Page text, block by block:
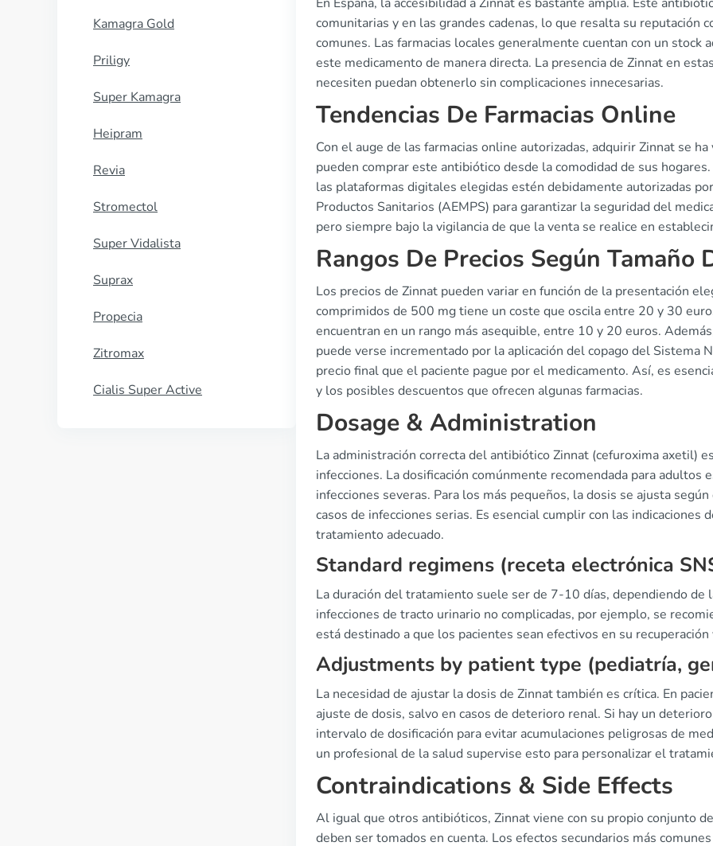
Kamagra Gold
Priligy
Super Kamagra
Heipram
Revia
Stromectol
Super Vidalista
Suprax
Propecia
Zitromax
Cialis Super Active
comunitarias y en las grandes cadenas, lo que resalta su reputación
comunes. Las farmacias locales generalmente cuentan con un stock
este medicamento de manera directa. La presencia de Zinnat en
necesiten puedan obtenerlo sin complicaciones innecesarias.
Tendencias De Farmacias Online
Con el auge de las farmacias online autorizadas, adquirir Zinnat se
pueden comprar este antibiótico desde la comodidad de sus
las plataformas digitales elegidas estén debidamente autorizadas
Productos Sanitarios (AEMPS) para garantizar la seguridad del
pero siempre bajo la vigilancia de que la venta se realice en
Rangos De Precios Según Tamaño
Los precios de Zinnat pueden variar en función de la presentación
comprimidos de 500 mg tiene un coste que oscila entre 20 y 30
encuentran en un rango más asequible, entre 10 y 20 euros.
puede verse incrementado por la aplicación del copago del Sistema
precio final que el paciente pague por el medicamento. Así, es
y los posibles descuentos que ofrecen algunas farmacias.
Dosage & Administration
La administración correcta del antibiótico Zinnat (cefuroxima axetil)
infecciones. La dosificación comúnmente recomendada para adultos
infecciones severas. Para los más pequeños, la dosis se ajusta
casos de infecciones serias. Es esencial cumplir con las indicaciones
tratamiento adecuado.
Standard regimens (receta electrónica
La duración del tratamiento suele ser de 7-10 días, dependiendo de
infecciones de tracto urinario no complicadas, por ejemplo, se
está destinado a que los pacientes sean efectivos en su
Adjustments by patient type (pediatría,
La necesidad de ajustar la dosis de Zinnat también es crítica. En
ajuste de dosis, salvo en casos de deterioro renal. Si hay un
intervalo de dosificación para evitar acumulaciones peligrosas de
un profesional de la salud supervise esto para personalizar el
Contraindications & Side Effects
Al igual que otros antibióticos, Zinnat viene con su propio conjunto
deben ser tomados en cuenta. Los efectos secundarios más